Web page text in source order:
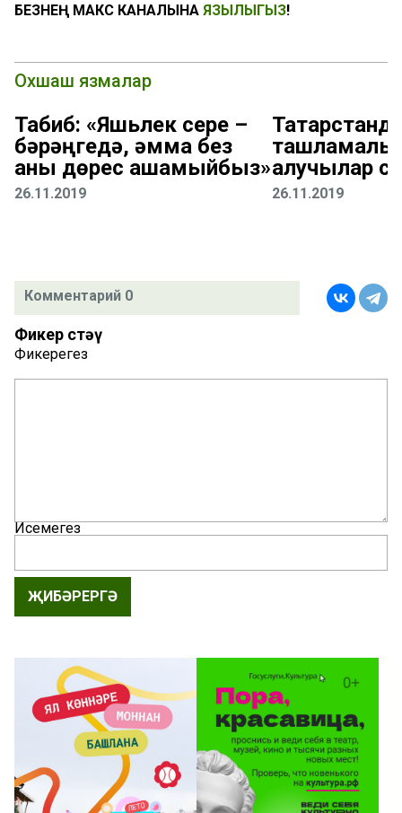
БЕЗНЕҢ МАКС КАНАЛЫНА ЯЗЫЛЫГЫЗ!
Охшаш язмалар
Табиб: «Яшьлек сере –
бәрәңгедә, әмма без
аны дөрес ашамыйбыз»
26.11.2019
ташламалы
алучылар
26.11.2019
Комментарий 0
Фикер өстәү
Фикерегез
Исемегез
ҖИБӘРЕРГӘ